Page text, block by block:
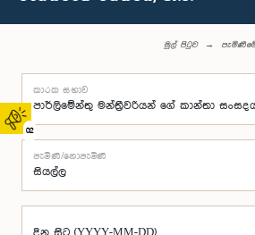
02
මුල් පිටුව
කාරක සභාව
පැමිණි/නොපැමිණි